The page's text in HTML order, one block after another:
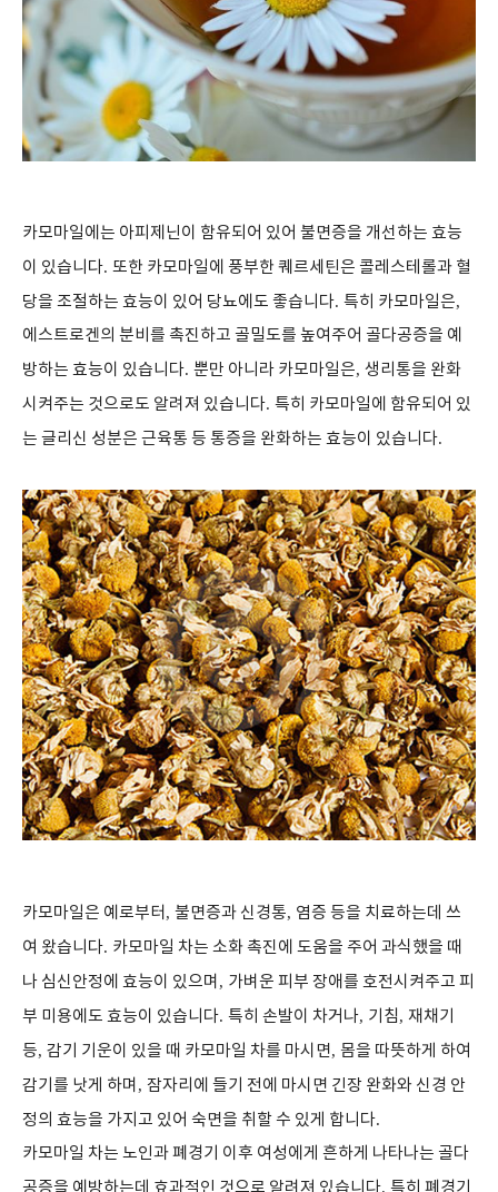
카모마일에는 아피제닌이 함유되어 있어 불면증을 개선하는 효능
이 있습니다. 또한 카모마일에 풍부한 퀘르세틴은 콜레스테롤과 혈
당을 조절하는 효능이 있어 당뇨에도 좋습니다. 특히 카모마일은,
에스트로겐의 분비를 촉진하고 골밀도를 높여주어 골다공증을 예
방하는 효능이 있습니다. 뿐만 아니라 카모마일은, 생리통을 완화
시켜주는 것으로도 알려져 있습니다. 특히 카모마일에 함유되어 있
는 글리신 성분은 근육통 등 통증을 완화하는 효능이 있습니다.
카모마일은 예로부터 , 불면증과 신경통, 염증 등을 치료하는데 쓰
여 왔습니다. 카모마일 차는 소화 촉진에 도움을 주어 과식했을 때
나 심신안정에 효능이 있으며 , 가벼운 피부 장애를 호전시켜주고 피
부 미용에도 효능이 있습니다. 특히 손발이 차거나, 기침, 재채기
등, 감기 기운이 있을 때 카모마일 차를 마시면, 몸을 따뜻하게 하여
감기를 낫게 하며 , 잠자리에 들기 전에 마시면 긴장 완화와 신경 안
정의 효능을 가지고 있어 숙면을 취할 수 있게 합니다.
카모마일 차는 노인과 폐경기 이후 여성에게 흔하게 나타나는 골다
공증을 예방하는데 효과적인 것으로 알려져 있습니다. 특히 폐경기